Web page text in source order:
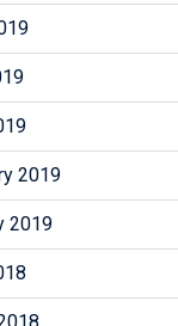
2019
2019